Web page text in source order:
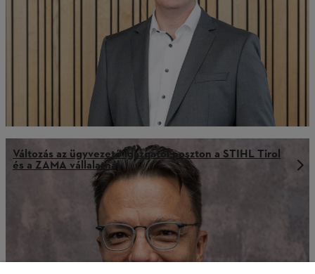
Változás az ügyvezető igazgatói poszton a STIHL Tirol
és a ZAMA vállalatnál